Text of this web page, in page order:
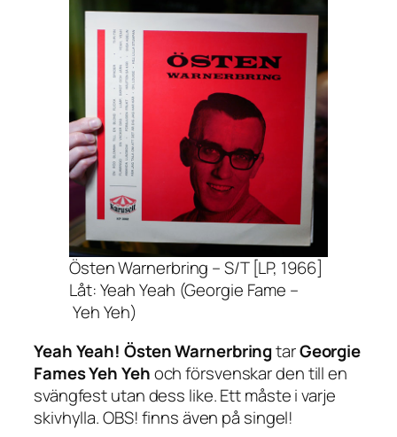
Östen Warnerbring – S/T [LP, 1966]
Låt: Yeah Yeah (Georgie Fame –
Yeh Yeh)
Yeah Yeah! Östen WarnerbringtarGeorgie
FamesYeh Yehoch försvenskar den till en
svängfest utan dess like. Ett måste i varje
skivhylla. OBS! finns även på singel!